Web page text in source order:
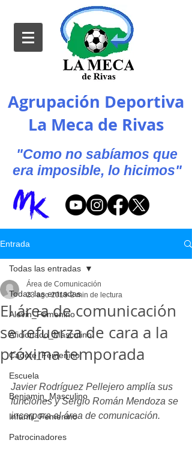
Agrupación Deportiva
La Meca de Rivas
"Como no sabíamos que
era imposible, lo hicimos"
Entrada
Todas las entradas
Alevin_Femenino
Aficionado_Masculino
Cadete_Femenino
Escuela
Benjamin_Masculino
Infantil_Femenino
Patrocinadores
Todas las entradas
El área de comunicación
se refuerza de cara a la
próxima temporada
Área de Comunicación
23 ago 2019 2 min de lectura
Javier Rodríguez Pellejero amplía sus
funciones y Sergio Román Mendoza se
incorpora al área de comunicación.